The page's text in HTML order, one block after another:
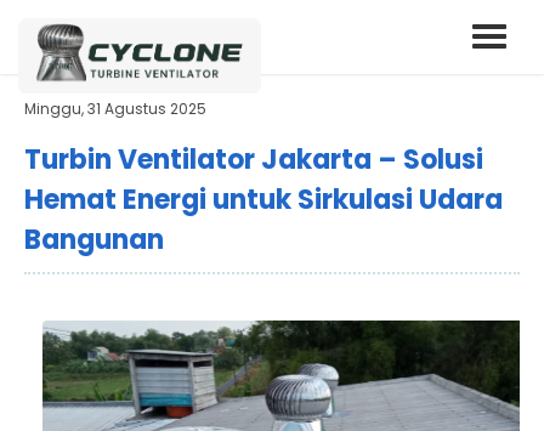
Minggu, 31 Agustus 2025
Turbin Ventilator Jakarta – Solusi
Hemat Energi untuk Sirkulasi Udara
Bangunan